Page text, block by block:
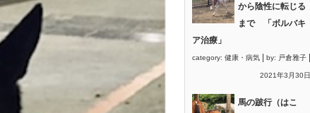
から陰性に転じる
まで 「ボルバキ
ア治療」
category: 健康・病気 by: 戸倉雅子
2021年3月30日
馬の跛行（はこ